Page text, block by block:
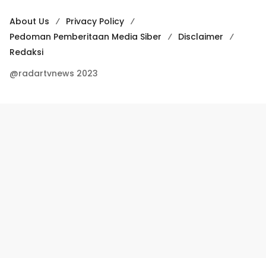
About Us
Privacy Policy
Pedoman Pemberitaan Media Siber
Disclaimer
Redaksi
@radartvnews 2023